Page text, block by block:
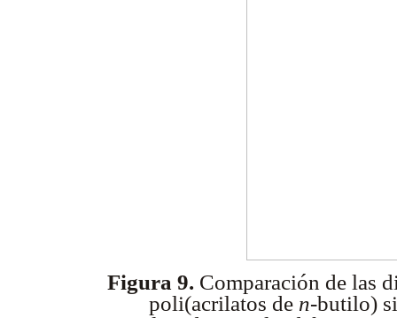
Figura 9. Comparación de las
poli(acrilatos de n-butilo)